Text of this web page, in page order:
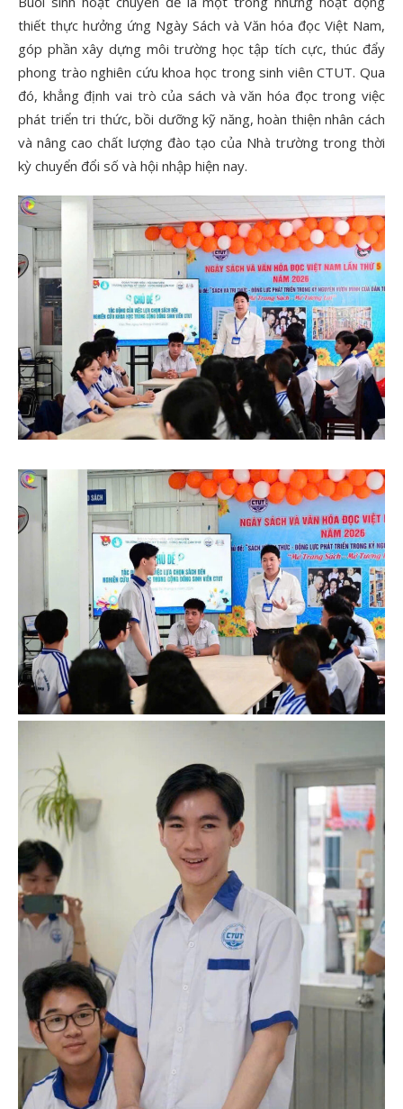
thiết thực hưởng ứng Ngày Sách và Văn hóa đọc Việt Nam,
góp phần xây dựng môi trường học tập tích cực, thúc đẩy
phong trào nghiên cứu khoa học trong sinh viên CTUT. Qua
đó, khẳng định vai trò của sách và văn hóa đọc trong việc
phát triển tri thức, bồi dưỡng kỹ năng, hoàn thiện nhân cách
và nâng cao chất lượng đào tạo của Nhà trường trong thời
kỳ chuyển đổi số và hội nhập hiện nay.